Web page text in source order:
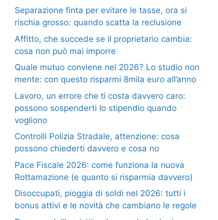
Separazione finta per evitare le tasse, ora si
rischia grosso: quando scatta la reclusione
Affitto, che succede se il proprietario cambia:
cosa non può mai imporre
Quale mutuo conviene nel 2026? Lo studio non
mente: con questo risparmi 8mila euro all’anno
Lavoro, un errore che ti costa davvero caro:
possono sospenderti lo stipendio quando
vogliono
Controlli Polizia Stradale, attenzione: cosa
possono chiederti davvero e cosa no
Pace Fiscale 2026: come funziona la nuova
Rottamazione (e quanto si risparmia davvero)
Disoccupati, pioggia di soldi nel 2026: tutti i
bonus attivi e le novità che cambiano le regole